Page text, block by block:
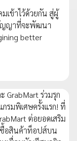
เข้าไว้ด้วยกัน สู่ผู้
ญญาที่จะพัฒนา
better